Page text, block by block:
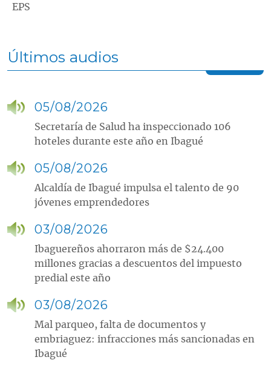
EPS
Últimos audios
05/08/2026
Secretaría de Salud ha inspeccionado 106
hoteles durante este año en Ibagué
05/08/2026
Alcaldía de Ibagué impulsa el talento de 90
jóvenes emprendedores
03/08/2026
Ibaguereños ahorraron más de $24.400
millones gracias a descuentos del impuesto
predial este año
03/08/2026
Mal parqueo, falta de documentos y
embriaguez: infracciones más sancionadas en
Ibagué